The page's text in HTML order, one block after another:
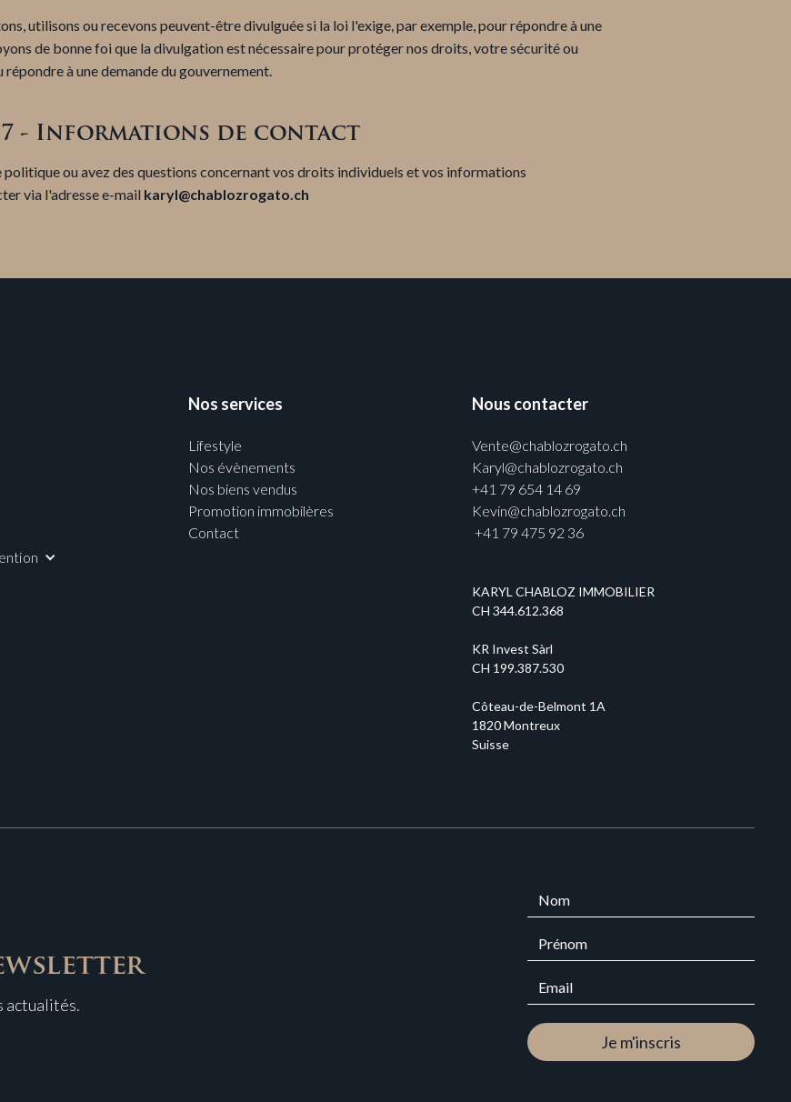
utilisons ou recevons peuvent-être divulguée si la loi l'exige, par exemple, pour répondre à une
de bonne foi que la divulgation est nécessaire pour protéger nos droits, votre sécurité ou
à une demande du gouvernement.
7 - Informations de contact
politique ou avez des questions concernant vos droits individuels et vos informations
via l'adresse e-mail karyl@chablozrogato.ch
Nos services
Lifestyle
Nos évènements
Nos biens vendus
Promotion immobilères
Contact
Nous contacter
Vente@chablozrogato.ch
Karyl@chablozrogato.ch
+41 79 654 14 69
Kevin@chablozrogato.ch
+41 79 475 92 36
KARYL CHABLOZ IMMOBILIER
CH 344.612.368
KR Invest Sàrl
CH 199.387.530
Côteau-de-Belmont 1A
1820 Montreux
Suisse
actualités.